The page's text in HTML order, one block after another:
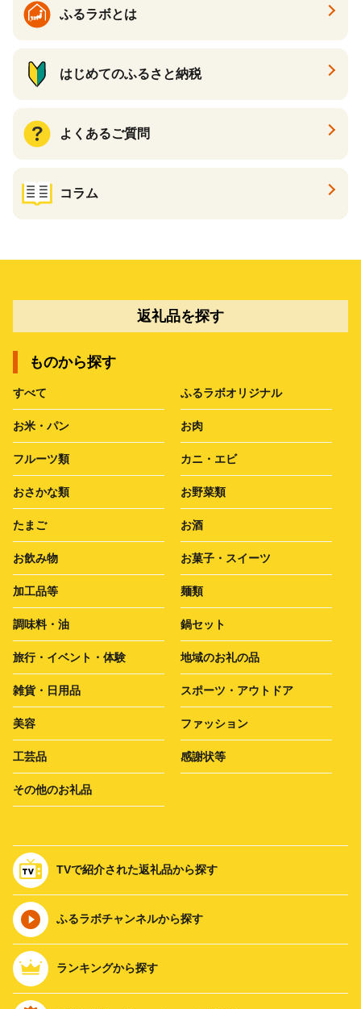
ふるラボとは
はじめてのふるさと納税
よくあるご質問
コラム
返礼品を探す
ものから探す
すべて ふるラボオリジナル
お米・パン お肉
フルーツ類 カニ・エビ
おさかな類 お野菜類
たまご お酒
お飲み物 お菓子・スイーツ
加工品等 麺類
調味料・油 鍋セット
旅行・イベント・体験 地域のお礼の品
雑貨・日用品 スポーツ・アウトドア
美容 ファッション
工芸品 感謝状等
その他のお礼品
TVで紹介された返礼品から探す
ふるラボチャンネルから探す
ランキングから探す